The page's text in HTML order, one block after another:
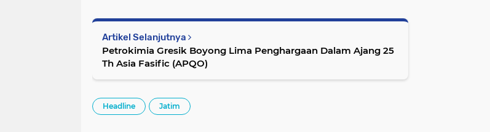
Artikel Selanjutnya
Petrokimia Gresik Boyong Lima Penghargaan Dalam Ajang 25
Th Asia Fasific (APQO)
Headline Jatim